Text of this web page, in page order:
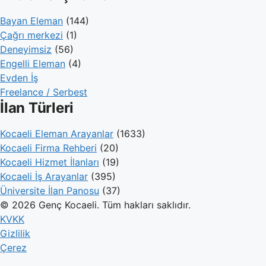
Bayan Eleman (144)
Çağrı merkezi (1)
Deneyimsiz (56)
Engelli Eleman (4)
Evden İş
Freelance / Serbest
İlan Türleri
Kocaeli Eleman Arayanlar (1633)
Kocaeli Firma Rehberi (20)
Kocaeli Hizmet İlanları (19)
Kocaeli İş Arayanlar (395)
Üniversite İlan Panosu (37)
© 2026 Genç Kocaeli. Tüm hakları saklıdır.
KVKK
Gizlilik
Çerez